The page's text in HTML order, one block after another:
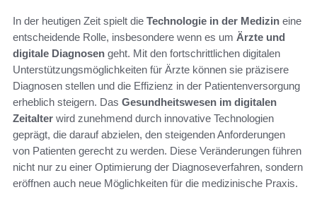
In der heutigen Zeit spielt die Technologie in der Medizin eine
entscheidende Rolle, insbesondere wenn es um Ärzte und
digitale Diagnosen geht. Mit den fortschrittlichen digitalen
Unterstützungsmöglichkeiten für Ärzte können sie präzisere
Diagnosen stellen und die Effizienz in der Patientenversorgung
erheblich steigern. Das Gesundheitswesen im digitalen
Zeitalter wird zunehmend durch innovative Technologien
geprägt, die darauf abzielen, den steigenden Anforderungen
von Patienten gerecht zu werden. Diese Veränderungen führen
nicht nur zu einer Optimierung der Diagnoseverfahren, sondern
eröffnen auch neue Möglichkeiten für die medizinische Praxis.